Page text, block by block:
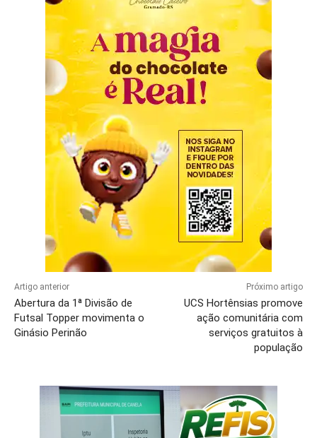
Artigo anterior
Abertura da 1ª Divisão de
Futsal Topper movimenta o
Ginásio Perinão
Próximo artigo
UCS Hortênsias promove
ação comunitária com
serviços gratuitos à
população